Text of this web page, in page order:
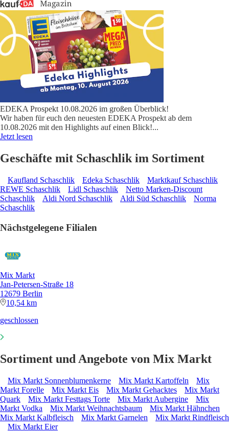
EDEKA Prospekt 10.08.2026 im großen Überblick!
Wir haben für euch den neuesten EDEKA Prospekt ab dem
10.08.2026 mit den Highlights auf einen Blick!...
Jetzt lesen
Geschäfte mit Schaschlik im Sortiment
Kaufland Schaschlik Edeka Schaschlik
Marktkauf Schaschlik
REWE Schaschlik
Lidl Schaschlik
Netto Marken-Discount
Schaschlik
Aldi Nord Schaschlik Aldi Süd Schaschlik
Norma
Schaschlik
Nächstgelegene Filialen
Mix Markt
Jan-Petersen-Straße 18
12679 Berlin
10,54 km
geschlossen
Sortiment und Angebote von Mix Markt
Mix Markt Sonnenblumenkerne Mix Markt Kartoffeln
Mix
Markt Forelle
Mix Markt Eis Mix Markt Gehacktes
Mix Markt
Quark
Mix Markt Festtags Torte Mix Markt Aubergine
Mix
Markt Vodka
Mix Markt Weihnachtsbaum
Mix Markt Hähnchen
Mix Markt Kalbfleisch
Mix Markt Garnelen
Mix Markt Rindfleisch
Mix Markt Eier